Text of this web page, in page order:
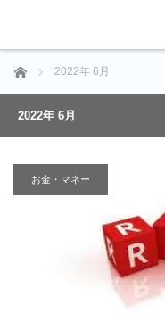
ホーム 2022年 6月
2022年 6月
お金・マネー